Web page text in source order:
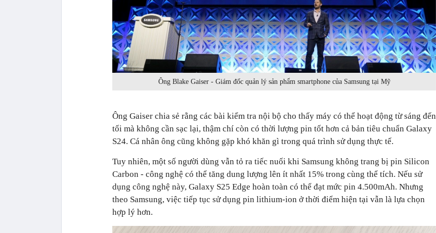
Ông Blake Gaiser - Giám đốc quản lý sản phẩm smartphone của Samsung tại Mỹ
Ông Gaiser chia sẻ rằng các bài kiểm tra nội bộ cho thấy máy có thể hoạt động từ sáng đến
tối mà không cần sạc lại, thậm chí còn có thời lượng pin tốt hơn cả bản tiêu chuẩn Galaxy
S24. Cá nhân ông cũng không gặp khó khăn gì trong quá trình sử dụng thực tế.
Tuy nhiên, một số người dùng vẫn tỏ ra tiếc nuối khi Samsung không trang bị pin Silicon
Carbon - công nghệ có thể tăng dung lượng lên ít nhất 15% trong cùng thể tích. Nếu sử
dụng công nghệ này, Galaxy S25 Edge hoàn toàn có thể đạt mức pin 4.500mAh. Nhưng
theo Samsung, việc tiếp tục sử dụng pin lithium-ion ở thời điểm hiện tại vẫn là lựa chọn
hợp lý hơn.